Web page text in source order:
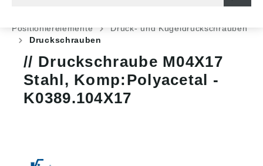
Positionierelemente
Druck- und Kugeldruckschrauben
Druckschrauben
Druckschraube M04X17
Stahl, Komp:Polyacetal -
K0389.104X17